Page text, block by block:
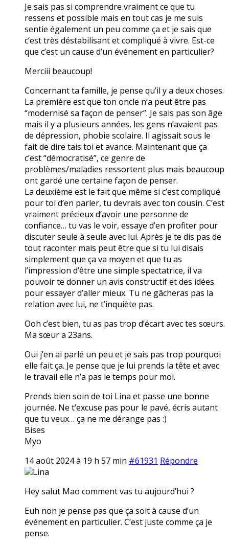
Je sais pas si comprendre vraiment ce que tu
ressens et possible mais en tout cas je me suis
sentie également un peu comme ça et je sais que
c’est très déstabilisant et compliqué à vivre. Est-ce
que c’est un cause d’un événement en particulier?
Merciii beaucoup!
Concernant ta famille, je pense qu’il y a deux choses.
La première est que ton oncle n’a peut être pas
“modernisé sa façon de penser”. Je sais pas son âge
mais il y a plusieurs années, les gens n’avaient pas
de dépression, phobie scolaire. Il agissait sous le
fait de dire tais toi et avance. Maintenant que ça
c’est “démocratisé”, ce genre de
problèmes/maladies ressortent plus mais beaucoup
ont gardé une certaine façon de penser.
La deuxième est le fait que même si c’est compliqué
pour toi d’en parler, tu devrais avec ton cousin. C’est
vraiment précieux d’avoir une personne de
confiance… tu vas le voir, essaye d’en profiter pour
discuter seule à seule avec lui. Après je te dis pas de
tout raconter mais peut être que si tu lui disais
simplement que ça va moyen et que tu as
l’impression d’être une simple spectatrice, il va
pouvoir te donner un avis constructif et des idées
pour essayer d’aller mieux. Tu ne gâcheras pas la
relation avec lui, ne t’inquiète pas.
Ooh c’est bien, tu as pas trop d’écart avec tes sœurs.
Ma sœur a 23ans.
Oui j’en ai parlé un peu et je sais pas trop pourquoi
elle fait ça. Je pense que je lui prends la tête et avec
le travail elle n’a pas le temps pour moi.
Prends bien soin de toi Lina et passe une bonne
journée. Ne t’excuse pas pour le pavé, écris autant
que tu veux… ça ne me dérange pas :)
Bises
Myo
14 août 2024 à 19 h 57 min #61931 Répondre
Lina
Hey salut Mao comment vas tu aujourd’hui ?
Euh non je pense pas que ça soit à cause d’un
événement en particulier. C’est juste comme ça je
pense.